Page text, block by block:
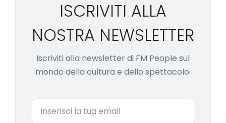
ISCRIVITI ALLA
NOSTRA NEWSLETTER
Iscriviti alla newsletter di FM People sul
mondo della cultura e dello spettacolo.
Email